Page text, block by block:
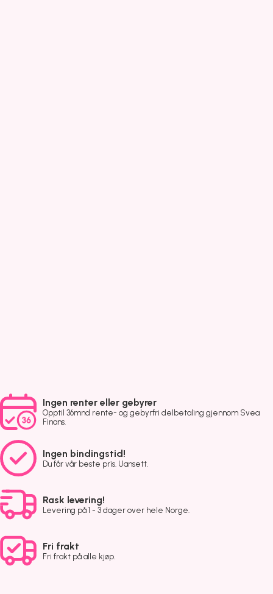
Ingen renter eller gebyrer
Opptil 36mnd rente- og gebyrfri delbetaling gjennom Svea
Finans.
Ingen bindingstid!
Du får vår beste pris. Uansett.
Rask levering!
Levering på 1 - 3 dager over hele Norge.
Fri frakt
Fri frakt på alle kjøp.